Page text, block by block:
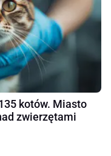
kotów. Miasto
zwierzętami